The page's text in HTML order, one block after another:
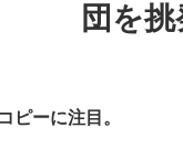
団を
ピーに注目。